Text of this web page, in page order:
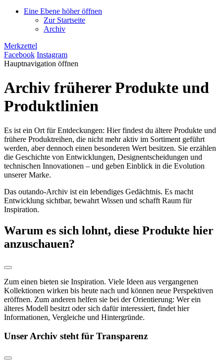
Eine Ebene höher öffnen
Zur Startseite
Archiv
Merkzettel
Facebook Instagram
Hauptnavigation öffnen
Archiv früherer Produkte und
Produktlinien
Es ist ein Ort für Entdeckungen: Hier findest du ältere Produkte und
frühere Produktreihen, die nicht mehr aktiv im Sortiment geführt
werden, aber dennoch einen besonderen Wert besitzen. Sie erzählen
die Geschichte von Entwicklungen, Designentscheidungen und
technischen Innovationen – und geben Einblick in die Evolution
unserer Marke.
Das outando-Archiv ist ein lebendiges Gedächtnis. Es macht
Entwicklung sichtbar, bewahrt Wissen und schafft Raum für
Inspiration.
Warum es sich lohnt, diese Produkte hier
anzuschauen?
Zum einen bieten sie Inspiration. Viele Ideen aus vergangenen
Kollektionen wirken bis heute nach und können neue Perspektiven
eröffnen. Zum anderen helfen sie bei der Orientierung: Wer ein
älteres Modell besitzt oder sich dafür interessiert, findet hier
Informationen, Vergleiche und Hintergründe.
Unser Archiv steht für Transparenz